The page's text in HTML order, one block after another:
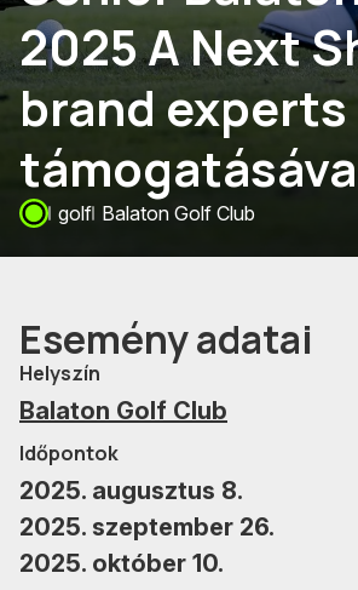
2025 A Next
brand experts
golf Balaton Golf Club
Esemény adatai
Helyszín
Balaton Golf Club
Időpontok
2025. augusztus 8.
2025. szeptember 26.
2025. október 10.